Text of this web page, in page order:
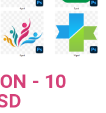
- 10